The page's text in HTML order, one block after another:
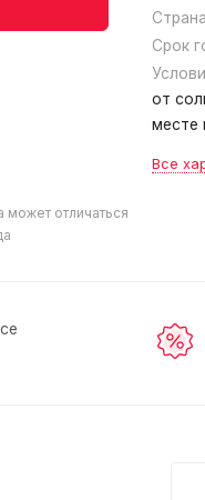
Страна
Срок
от
месте
Все
может отличаться